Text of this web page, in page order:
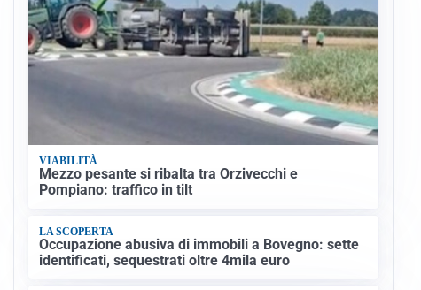
VIABILITÀ
Mezzo pesante si ribalta tra Orzivecchi e
Pompiano: traffico in tilt
LA SCOPERTA
Occupazione abusiva di immobili a Bovegno: sette
identificati, sequestrati oltre 4mila euro